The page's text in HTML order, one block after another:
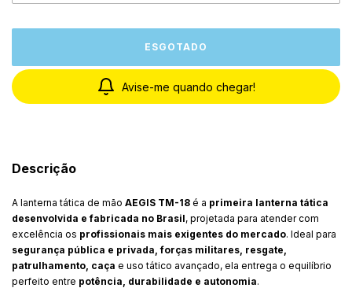
Avise-me quando chegar!
Descrição
A lanterna tática de mão AEGIS TM-18 é a primeira lanterna tática
desenvolvida e fabricada no Brasil, projetada para atender com
excelência os profissionais mais exigentes do mercado. Ideal para
segurança pública e privada, forças militares, resgate,
patrulhamento, caça e uso tático avançado, ela entrega o equilíbrio
perfeito entre potência, durabilidade e autonomia.